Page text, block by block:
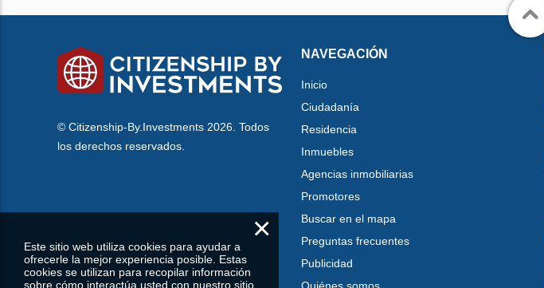
© Citizenship-By.Investments 2026. Todos
los derechos reservados.
NAVEGACIÓN
Inicio
Ciudadanía
Residencia
Inmuebles
Agencias inmobiliarias
Promotores
Buscar en el mapa
Preguntas frecuentes
Publicidad
Quiénes somos
×
Este sitio web utiliza cookies para ayudar a
ofrecerle la mejor experiencia posible. Estas
cookies se utilizan para recopilar información
sobre cómo interactúa usted con nuestro sitio